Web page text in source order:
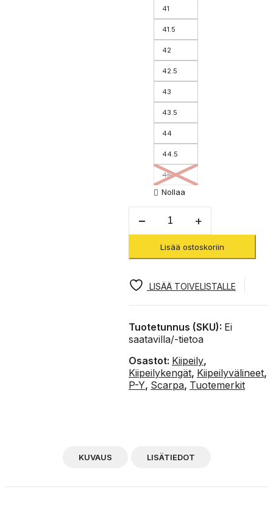
41
41.5
42
42.5
43
43.5
44
44.5
45
Nollaa
LV
-
Kiipeilykengät
määrä
Lisää ostoskoriin
LISÄÄ TOIVELISTALLE
Tuotetunnus (SKU): Ei
saatavilla/-tietoa
Osastot: Kiipeily,
Kiipeilykengät, Kiipeilyvälineet,
P-Y, Scarpa, Tuotemerkit
KUVAUS LISÄTIEDOT